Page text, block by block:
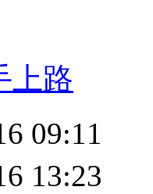
上路
09:11
13:23